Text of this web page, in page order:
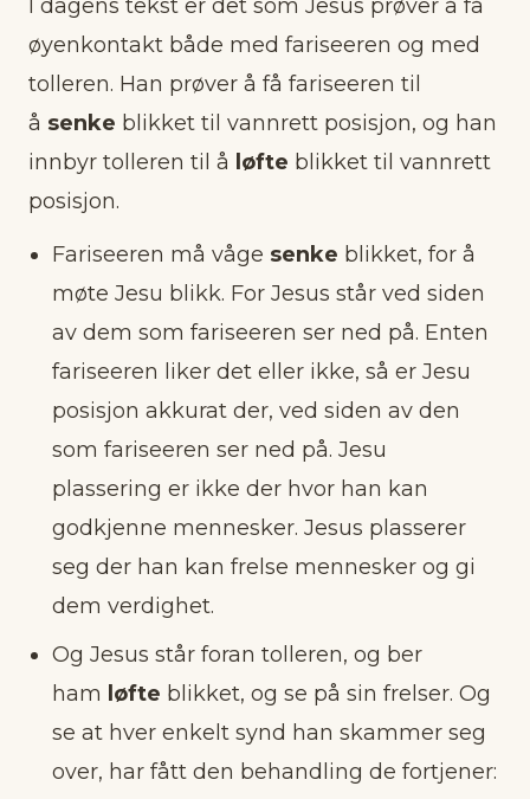
I dagens tekst er det som Jesus prøver å få
øyenkontakt både med fariseeren og med
tolleren. Han prøver å få fariseeren til
å senke blikket til vannrett posisjon, og han
innbyr tolleren til å løfte blikket til vannrett
posisjon.
Fariseeren må våge senke blikket, for å
møte Jesu blikk. For Jesus står ved siden
av dem som fariseeren ser ned på. Enten
fariseeren liker det eller ikke, så er Jesu
posisjon akkurat der, ved siden av den
som fariseeren ser ned på. Jesu
plassering er ikke der hvor han kan
godkjenne mennesker. Jesus plasserer
seg der han kan frelse mennesker og gi
dem verdighet.
Og Jesus står foran tolleren, og ber
ham løfte blikket, og se på sin frelser. Og
se at hver enkelt synd han skammer seg
over, har fått den behandling de fortjener: